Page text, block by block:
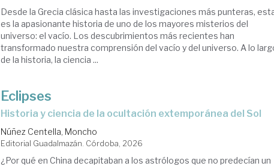
Desde la Grecia clásica hasta las investigaciones más punteras,
es la apasionante historia de uno de los mayores misterios del
universo: el vacío. Los descubrimientos más recientes han
transformado nuestra comprensión del vacío y del universo. A lo
de la historia, la ciencia ...
Eclipses
Historia y ciencia de la ocultación extemporánea del Sol
Núñez Centella, Moncho
Editorial Guadalmazán. Córdoba, 2026
¿Por qué en China decapitaban a los astrólogos que no predecían un